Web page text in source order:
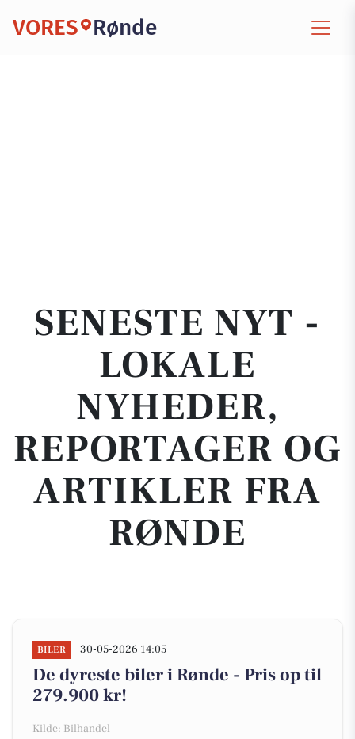
VORES Rønde
SENESTE NYT -
LOKALE
NYHEDER,
REPORTAGER OG
ARTIKLER FRA
RØNDE
BILER 30-05-2026 14:05
De dyreste biler i Rønde - Pris op til
279.900 kr!
Kilde: Bilhandel